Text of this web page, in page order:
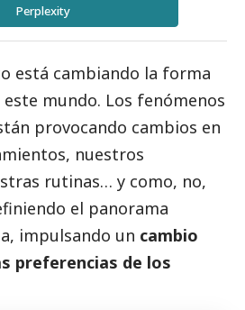
Perplexity
está cambiando la forma
mundo. Los fenómenos
provocando cambios en
nuestros
rutinas… y como, no,
el panorama
impulsando un cambio
preferencias de los